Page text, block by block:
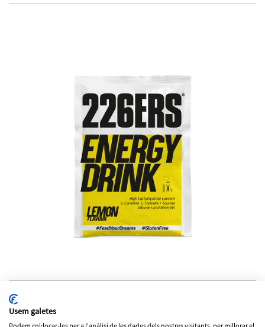
Usem galetes